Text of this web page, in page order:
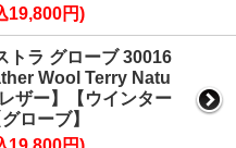
19,800円)
トラ グローブ 30016
Wool Terry Natu
ザー】【ウインター
ローブ】